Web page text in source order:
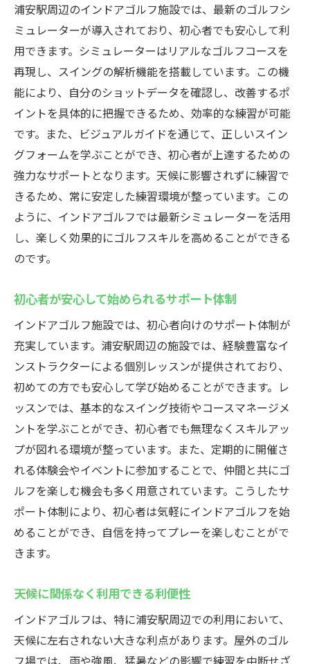
料金体系の比較と選び方
初心者におすすめのコース紹介
特典や割引情報を有効活用するコツ
インストラクターによる個別レッスンの魅
力
施設の雰囲気と利用者の声
ゴルフ初心者が知っておくべき基礎情報
天候に左右されない練習浦安駅近くのインドア
ゴルフ施設ウテミル浦安駅前店
ウテミルの特徴と強み
施設利用の流れと注意点
ウテミルでの練習プランとその活用法
インドアゴルフでの継続的なスキルアップ
方法
浦安駅周辺のインドアゴルフ最新シミュレータ
ーを体験
最新技術を駆使したシミュレーターの利点
シミュレーターと実際のコースの違い
初心者がシミュレーターを使う際のポイン
ト
実際のゴルフとシミュレーターの相乗効果
シミュレーターを用いた独自練習メニュー
提案
インドアゴルフ初心者におすすめウテミル浦安
駅前店の施設ガイド
浦安駅周辺のインドアゴルフ施設では、最新のゴルフシ
ミュレーターが導入されており、初心者でも安心して利
用できます。シミュレーターはリアルなゴルフコースを
再現し、スイングの解析機能を搭載しています。この機
能により、自分のショットデータを確認し、改善するポ
イントを具体的に把握できるため、効率的な練習が可能
です。また、ビジュアルガイドを通じて、正しいスイン
グフォームを学ぶことができ、初心者が上達するための
強力なサポートとなります。天候に影響されずに練習で
きるため、常に安定した練習環境が整っています。この
ように、インドアゴルフでは最新シミュレーターを活用
し、楽しく効果的にゴルフスキルを高めることができる
のです。
初心者が安心して始められるサポート体制
インドアゴルフ施設では、初心者向けのサポート体制が
充実しています。浦安駅周辺の施設では、経験豊富なイ
ンストラクターによる個別レッスンが提供されており、
初めての方でも安心して学び始めることができます。レ
ッスンでは、基本的なスイング技術やコースマネージメ
ントを学ぶことができ、初心者でも無理なくスキルアッ
プが図れる環境が整っています。また、定期的に開催さ
れる体験会やイベントに参加することで、仲間と共にゴ
ルフを楽しむ機会も多く用意されています。こうしたサ
ポート体制により、初心者は気軽にインドアゴルフを始
めることができ、自信を持ってプレーを楽しむことがで
きます。
天候に関係なく利用できる利便性
インドアゴルフは、特に浦安駅周辺での利用において、
天候に左右されない大きな利点があります。屋外のゴル
フ場では、雨や強風、猛暑などの影響で練習を中断せざ